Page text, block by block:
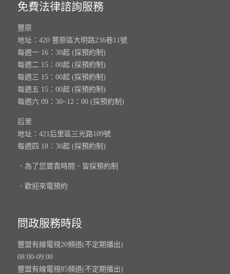
免費法律諮詢服務
豐原
地址：420 豐原區大明路236巷11號
每週一 16：30起 (採預約制)
每週二 15：00起 (採預約制)
每週三 15：00起 (採預約制)
每週五 15：00起 (採預約制)
每週六 09：30~12：00 (採預約制)
后里
地址：421后里區三光路109號
每週四 18：30起 (採預約制)
．為了您寶貴時間．皆採預約制
．歡迎來電預約
問政服務時段
豐盟有線電視20頻道(不定期播出)
08:00-09:00
豐盟有線電視85頻道(不定期播出)